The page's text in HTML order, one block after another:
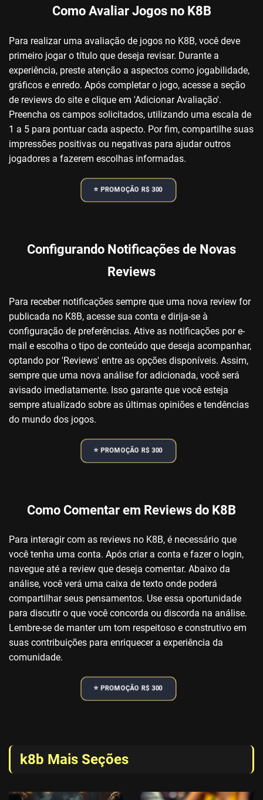
Como Avaliar Jogos no K8B
Para realizar uma avaliação de jogos no K8B, você deve
primeiro jogar o título que deseja revisar. Durante a
experiência, preste atenção a aspectos como jogabilidade,
gráficos e enredo. Após completar o jogo, acesse a seção
de reviews do site e clique em 'Adicionar Avaliação'.
Preencha os campos solicitados, utilizando uma escala de
1 a 5 para pontuar cada aspecto. Por fim, compartilhe suas
impressões positivas ou negativas para ajudar outros
jogadores a fazerem escolhas informadas.
⭐️ PROMOÇÃO R$ 300
Configurando Notificações de Novas
Reviews
Para receber notificações sempre que uma nova review for
publicada no K8B, acesse sua conta e dirija-se à
configuração de preferências. Ative as notificações por e-
mail e escolha o tipo de conteúdo que deseja acompanhar,
optando por 'Reviews' entre as opções disponíveis. Assim,
sempre que uma nova análise for adicionada, você será
avisado imediatamente. Isso garante que você esteja
sempre atualizado sobre as últimas opiniões e tendências
do mundo dos jogos.
⭐️ PROMOÇÃO R$ 300
Como Comentar em Reviews do K8B
Para interagir com as reviews no K8B, é necessário que
você tenha uma conta. Após criar a conta e fazer o login,
navegue até a review que deseja comentar. Abaixo da
análise, você verá uma caixa de texto onde poderá
compartilhar seus pensamentos. Use essa oportunidade
para discutir o que você concorda ou discorda na análise.
Lembre-se de manter um tom respeitoso e construtivo em
suas contribuições para enriquecer a experiência da
comunidade.
⭐️ PROMOÇÃO R$ 300
k8b Mais Seções